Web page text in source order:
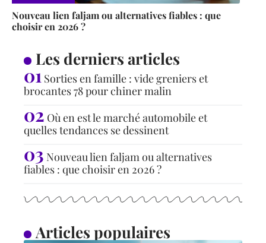
Nouveau lien faljam ou alternatives fiables : que
choisir en 2026 ?
Les derniers articles
Sorties en famille : vide greniers et
brocantes 78 pour chiner malin
Où en est le marché automobile et
quelles tendances se dessinent
Nouveau lien faljam ou alternatives
fiables : que choisir en 2026 ?
Articles populaires